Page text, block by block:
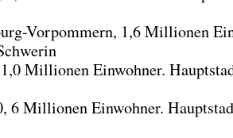
Vorpommern, 1,6 Millionen
Millionen Einwohner.
6 Millionen Einwohner.